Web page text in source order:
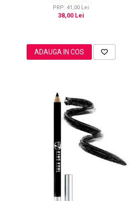
PRP: 41,00 Lei
38,00 Lei
ADAUGA IN COS